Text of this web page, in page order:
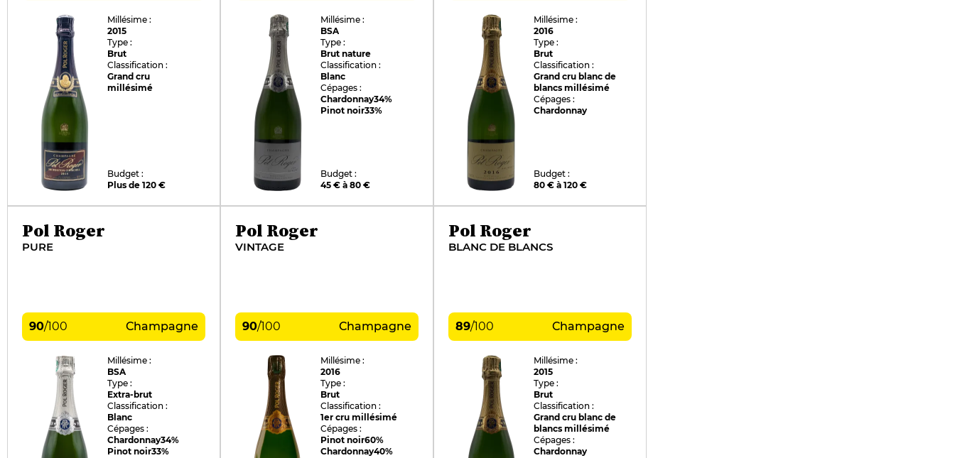
Millésime :
2015
Type :
Brut
Classification :
Grand cru
millésimé
Budget :
Plus de 120 €
Millésime :
BSA
Type :
Brut nature
Classification :
Blanc
Cépages :
Chardonnay34%
Pinot noir33%
Budget :
45 € à 80 €
Millésime :
2016
Type :
Brut
Classification :
Grand cru blanc de
blancs millésimé
Cépages :
Chardonnay
Budget :
80 € à 120 €
Pol Roger
PURE
90/100 Champagne
Millésime :
BSA
Type :
Extra-brut
Classification :
Blanc
Cépages :
Chardonnay34%
Pinot noir33%
Pol Roger
VINTAGE
90/100 Champagne
Millésime :
2016
Type :
Brut
Classification :
1er cru millésimé
Cépages :
Pinot noir60%
Chardonnay40%
Pol Roger
BLANC DE BLANCS
89/100 Champagne
Millésime :
2015
Type :
Brut
Classification :
Grand cru blanc de
blancs millésimé
Cépages :
Chardonnay